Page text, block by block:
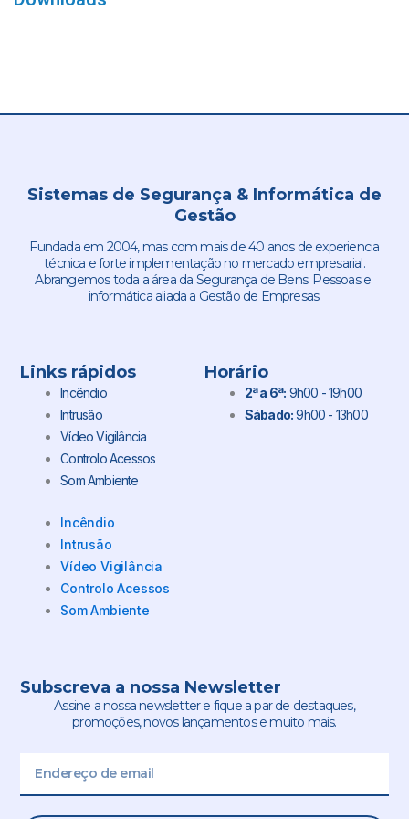
Sistemas de Segurança & Informática de
Gestão
Fundada em 2004, mas com mais de 40 anos de experiencia
técnica e forte implementação no mercado empresarial.
Abrangemos toda a área da Segurança de Bens. Pessoas e
informática aliada a Gestão de Empresas.
Links rápidos
Incêndio
Intrusão
Vídeo Vigilância
Controlo Acessos
Som Ambiente
Incêndio
Intrusão
Vídeo Vigilância
Controlo Acessos
Som Ambiente
Horário
2ª a 6ª: 9h00 - 19h00
Sábado:9h00 - 13h00
Subscreva a nossa Newsletter
Assine a nossa newsletter e fique a par de destaques,
promoções, novos lançamentos e muito mais.